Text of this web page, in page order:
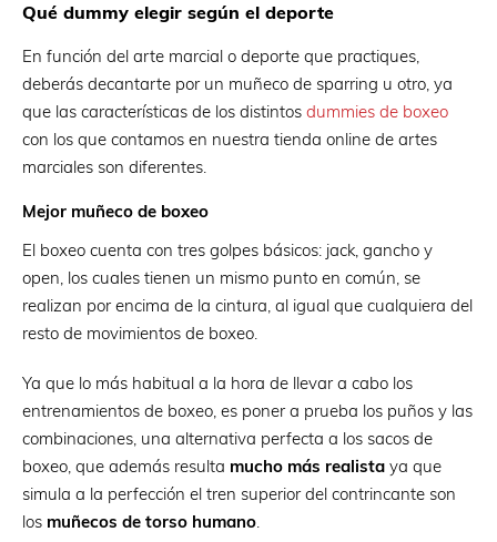
Qué dummy elegir según el deporte
En función del arte marcial o deporte que practiques,
deberás decantarte por un muñeco de sparring u otro, ya
que las características de los distintos dummies de boxeo
con los que contamos en nuestra tienda online de artes
marciales son diferentes.
Mejor muñeco de boxeo
El boxeo cuenta con tres golpes básicos: jack, gancho y
open, los cuales tienen un mismo punto en común, se
realizan por encima de la cintura, al igual que cualquiera del
resto de movimientos de boxeo.
Ya que lo más habitual a la hora de llevar a cabo los
entrenamientos de boxeo, es poner a prueba los puños y las
combinaciones, una alternativa perfecta a los sacos de
boxeo, que además resulta mucho más realista ya que
simula a la perfección el tren superior del contrincante son
los muñecos de torso humano.